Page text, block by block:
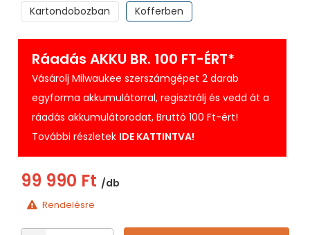
Kartondobozban
Kofferben
Ráadás AKKU BR. 100 FT-ÉRT*
Vásárolj Milwaukee szerszámgépet 2 darab
egyforma akkumulátorral, regisztrálj és vedd át a
ráadás akkumulátorodat, Bruttó 100 Ft-ért!
További részletek IDE KATTINTVA!
99 990 Ft /db
Rendelésre